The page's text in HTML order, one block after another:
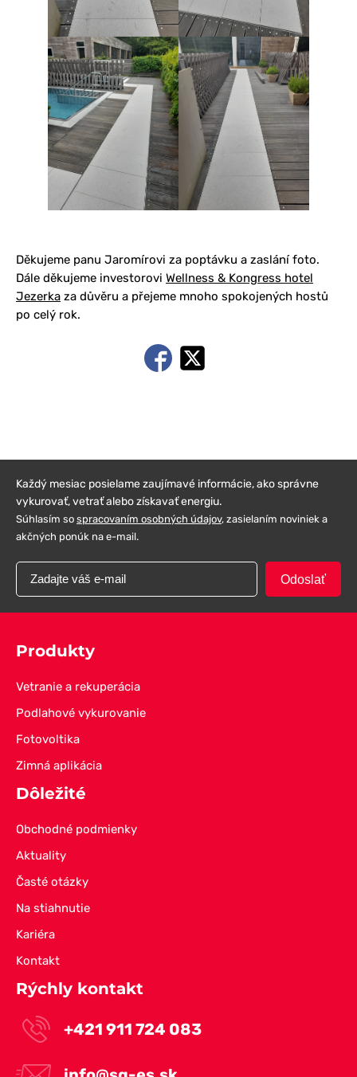
Děkujeme panu Jaromírovi za poptávku a zaslání foto.
Dále děkujeme investorovi Wellness & Kongress hotel
Jezerka za důvěru a přejeme mnoho spokojených hostů
po celý rok.
Každý mesiac posielame zaujímavé informácie, ako správne
vykurovať, vetrať alebo získavať energiu.
Súhlasím so spracovaním osobných údajov, zasielaním noviniek a
akčných ponúk na e-mail.
Odoslať
Produkty
Vetranie a rekuperácia
Podlahové vykurovanie
Fotovoltika
Zimná aplikácia
Dôležité
Obchodné podmienky
Aktuality
Časté otázky
Na stiahnutie
Kariéra
Kontakt
Rýchly kontakt
+421 911 724 083